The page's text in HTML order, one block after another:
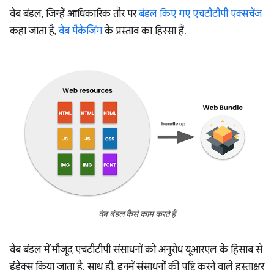
वेब बंडल, जिन्हें आधिकारिक तौर परबंडल किए गए एचटीटीपी एक्सचेंज
कहा जाता है,वेब पैकेजिंगके प्रस्ताव का हिस्सा हैं.
वेब बंडल कैसे काम करते हैं
वेब बंडल में मौजूद एचटीटीपी संसाधनों को अनुरोध यूआरएल के हिसाब से
इंडेक्स किया जाता है. साथ ही, इनमें संसाधनों की पुष्टि करने वाले हस्ताक्षर